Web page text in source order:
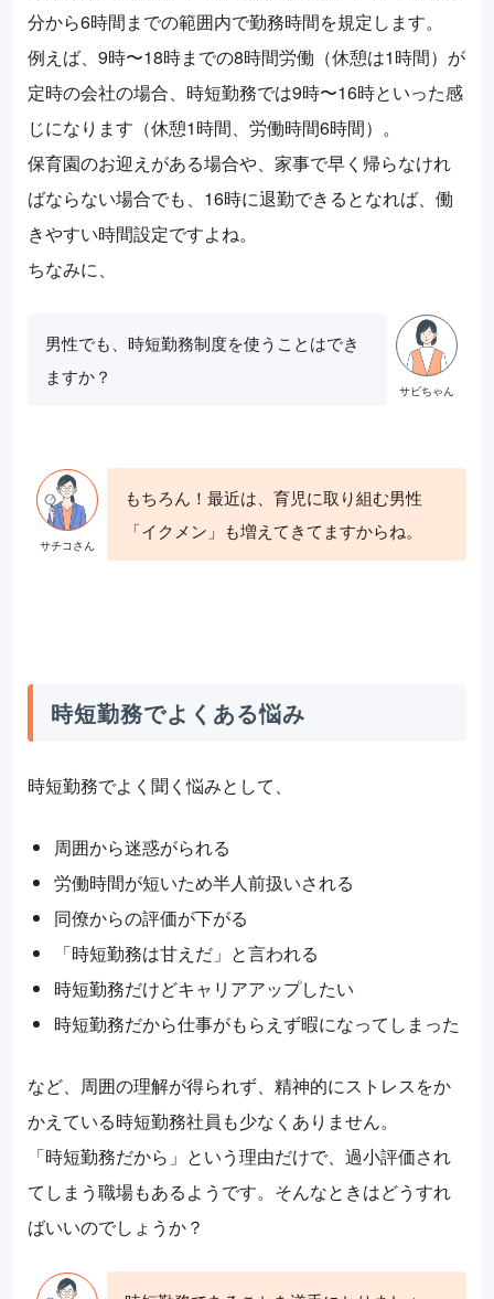
分から6時間までの範囲内で勤務時間を規定します。
例えば、9時〜18時までの8時間労働（休憩は1時間）が
定時の会社の場合、時短勤務では9時〜16時といった感
じになります（休憩1時間、労働時間6時間）。
保育園のお迎えがある場合や、家事で早く帰らなけれ
ばならない場合でも、16時に退勤できるとなれば、働
きやすい時間設定ですよね。
ちなみに、
男性でも、時短勤務制度を使うことはでき
ますか？
もちろん！最近は、育児に取り組む男性
「イクメン」も増えてきてますからね。
時短勤務でよくある悩み
時短勤務でよく聞く悩みとして、
周囲から迷惑がられる
労働時間が短いため半人前扱いされる
同僚からの評価が下がる
「時短勤務は甘えだ」と言われる
時短勤務だけどキャリアアップしたい
時短勤務だから仕事がもらえず暇になってしまった
など、周囲の理解が得られず、精神的にストレスをか
かえている時短勤務社員も少なくありません。
「時短勤務だから」という理由だけで、過小評価され
てしまう職場もあるようです。そんなときはどうすれ
ばいいのでしょうか？